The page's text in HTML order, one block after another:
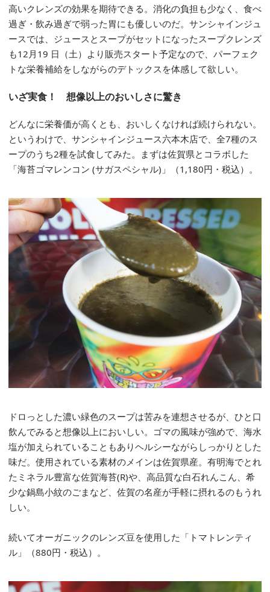
高いクレンズの効果を期待できる。消化の負担も少なく、食べ
過ぎ・飲み過ぎで弱った胃にも優しいのだ。サンシャインジュ
ースでは、ジュースとスープがセットになったスープクレンズ
も12月19 日（土）より販売スタート予定なので、パーフェク
トな栄養補給をしながらのデトックスを体感して欲しい。
いざ実食！ 想像以上のおいしさに驚き
どんなに栄養価が高くとも、おいしくなければ続けられない。
というわけで、サンシャインジュース六本木店で、全7種のス
ープのうち2種を試食してみた。まずは佐賀県とコラボした
「海苔ゴマレンコン (サガスペシャル)」（1,180円・税込）。
ドロっとした濃い緑色のスープは苦みを連想させるが、ひと口
飲んでみると想像以上においしい。ゴマの風味が強めで、海水
塩が加えられていることもありヘルシーながらしっかりとした
味だ。使用されている素材のメインは佐賀県産。有明海でとれ
たミネラル豊富な佐賀海苔(R)や、高品質な白石れんこん、希
少な鍋島小紋のごまなど、佐賀の名産が手軽に摂れるのもうれ
しい。
続いてオーガニックのレンズ豆を使用した「トマトレンティ
ル」（880円・税込）。